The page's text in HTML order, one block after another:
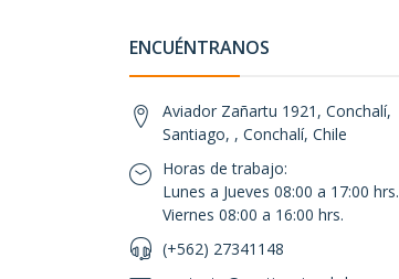
ENCUÉNTRANOS
Aviador Zañartu 1921, Conchalí,
Santiago, , Conchalí, Chile
Horas de trabajo:
Lunes a Jueves 08:00 a 17:00 hrs.
Viernes 08:00 a 16:00 hrs.
(+562) 27341148